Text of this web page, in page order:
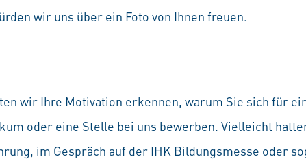
wir uns über ein Foto von Ihnen freuen.
wir Ihre Motivation erkennen, warum Sie sich für
oder eine Stelle bei uns bewerben. Vielleicht
im Gespräch auf der IHK Bildungsmesse oder